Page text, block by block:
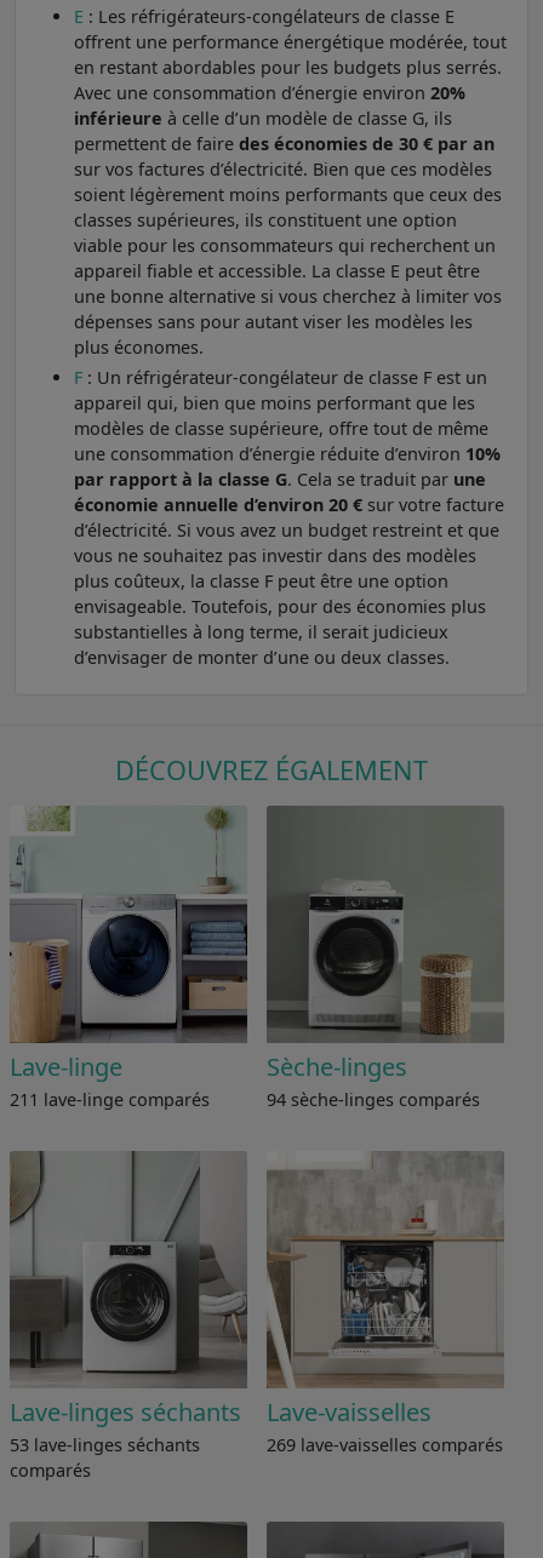
E : Les réfrigérateurs-congélateurs de classe E
offrent une performance énergétique modérée, tout
en restant abordables pour les budgets plus serrés.
Avec une consommation d’énergie environ 20%
inférieure à celle d’un modèle de classe G, ils
permettent de faire des économies de 30 € par an
sur vos factures d’électricité. Bien que ces modèles
soient légèrement moins performants que ceux des
classes supérieures, ils constituent une option
viable pour les consommateurs qui recherchent un
appareil fiable et accessible. La classe E peut être
une bonne alternative si vous cherchez à limiter vos
dépenses sans pour autant viser les modèles les
plus économes.
F : Un réfrigérateur-congélateur de classe F est un
appareil qui, bien que moins performant que les
modèles de classe supérieure, offre tout de même
une consommation d’énergie réduite d’environ 10%
par rapport à la classe G. Cela se traduit par une
économie annuelle d’environ 20 € sur votre facture
d’électricité. Si vous avez un budget restreint et que
vous ne souhaitez pas investir dans des modèles
plus coûteux, la classe F peut être une option
envisageable. Toutefois, pour des économies plus
substantielles à long terme, il serait judicieux
d’envisager de monter d’une ou deux classes.
DÉCOUVREZ ÉGALEMENT
Lave-linge
211 lave-linge comparés
Sèche-linges
94 sèche-linges comparés
Lave-linges séchants
53 lave-linges séchants
comparés
Lave-vaisselles
269 lave-vaisselles comparés